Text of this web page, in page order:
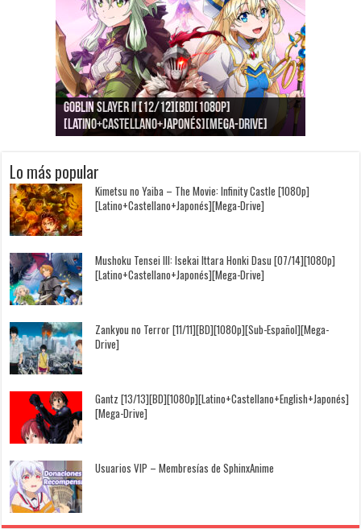
Goblin Slayer II [12/12][BD][1080p]
[Latino+Castellano+Japonés][Mega-Drive]
Jujutsu Kaisen: Kaigyoku/Gyokusetsu [1080p]
[Latino+Japonés][Mega-Drive]
Kimi to, Nami ni Noretara [BD][1080p]
[Latino+Castellano+Japonés][Mega-Drive]
Nukitashi the Animation [11/11+OVAS][BD]
[1080p][Sub-Español][Mega-Drive]
Kimi wa Houkago Insomnia [13/13][BD][1080p]
[Castellano+English+Japonés][Mega-Drive]
Getsuyoubi no Tawawa [12/12+Especiales][BD]
[1080p][Sub-Español][Mega-Drive]
Lo más popular
Kimetsu no Yaiba – The Movie: Infinity Castle [1080p]
[Latino+Castellano+Japonés][Mega-Drive]
Mushoku Tensei III: Isekai Ittara Honki Dasu [07/14][1080p]
[Latino+Castellano+Japonés][Mega-Drive]
Zankyou no Terror [11/11][BD][1080p][Sub-Español][Mega-
Drive]
Gantz [13/13][BD][1080p][Latino+Castellano+English+Japonés]
[Mega-Drive]
Usuarios VIP – Membresías de SphinxAnime